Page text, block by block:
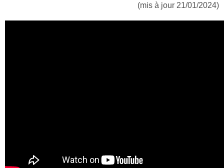
(mis à jour 21/01/2024)